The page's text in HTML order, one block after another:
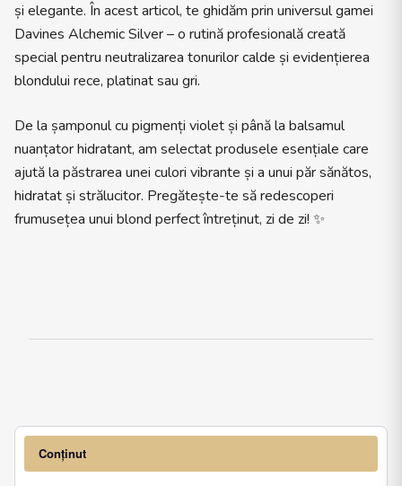
și elegante. În acest articol, te ghidăm prin universul gamei
Davines Alchemic Silver – o rutină profesională creată
special pentru neutralizarea tonurilor calde și evidențierea
blondului rece, platinat sau gri.
De la șamponul cu pigmenți violet și până la balsamul
nuanțator hidratant, am selectat produsele esențiale care
ajută la păstrarea unei culori vibrante și a unui păr sănătos,
hidratat și strălucitor. Pregătește-te să redescoperi
frumusețea unui blond perfect întreținut, zi de zi! ✨
Conținut